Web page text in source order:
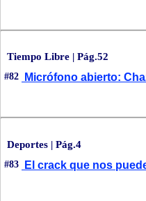
Tiempo Libre | Pág.52
#82 Micrófono abierto:
Deportes | Pág.4
#83 El crack que nos